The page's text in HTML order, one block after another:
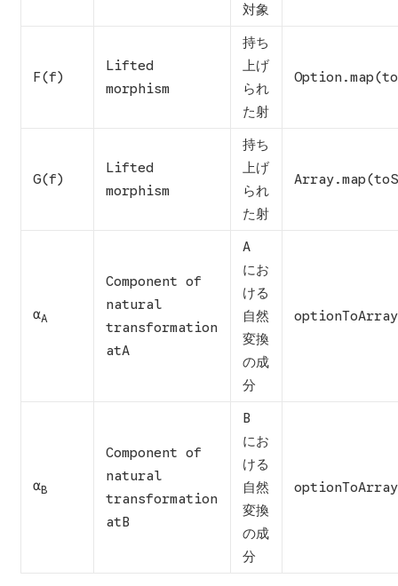
対象
F(f)
Lifted
morphism
持ち
上げ
られ
た射
G(f)
Lifted
morphism
持ち
上げ
られ
た射
αA
Component of
natural
transformation
atA
A
にお
ける
自然
変換
の成
分
optionToArray
αB
Component of
natural
transformation
atB
B
にお
ける
自然
変換
の成
分
optionToArray